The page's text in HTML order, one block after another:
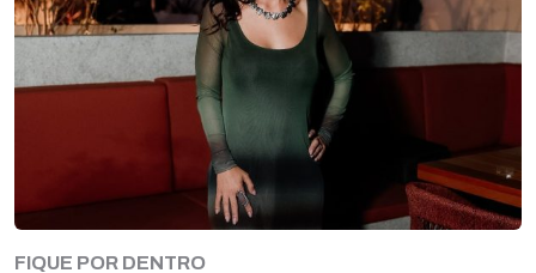
FIQUE POR DENTRO